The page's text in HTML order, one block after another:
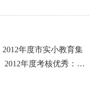
小学教育集团2015年
效，
元，每月和基本工
连续病假半年以上
20年者工资按90%计
计发，工龄不满10
4
计10个月，年终累计发
口头或书面的形式向
。 中共苏州
年度市实小教育集